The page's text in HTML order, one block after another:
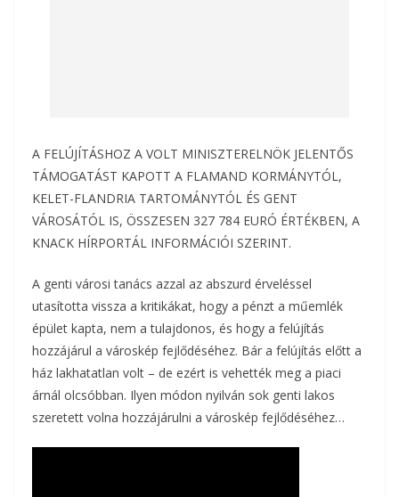
A FELÚJÍTÁSHOZ A VOLT MINISZTERELNÖK JELENTŐS
TÁMOGATÁST KAPOTT A FLAMAND KORMÁNYTÓL,
KELET-FLANDRIA TARTOMÁNYTÓL ÉS GENT
VÁROSÁTÓL IS, ÖSSZESEN 327 784 EURÓ ÉRTÉKBEN, A
KNACK HÍRPORTÁL INFORMÁCIÓI SZERINT.
A genti városi tanács azzal az abszurd érveléssel
utasította vissza a kritikákat, hogy a pénzt a műemlék
épület kapta, nem a tulajdonos, és hogy a felújítás
hozzájárul a városkép fejlődéséhez. Bár a felújítás előtt a
ház lakhatatlan volt – de ezért is vehették meg a piaci
árnál olcsóbban. Ilyen módon nyilván sok genti lakos
szeretett volna hozzájárulni a városkép fejlődéséhez…